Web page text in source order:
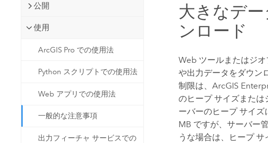
公開
使用
ArcGIS Pro での使用法
Python スクリプトでの使用法
Web アプリでの使用法
一般的な注意事項
出力フィーチャ サービスでの
大きなデ
ンロード
Web ツールまたはジ
や出力データをダウン
制限は、ArcGIS
のヒープ サイズまた
ーバーのヒープ サイ
MB ですが、サーバー
うな場合は、ヒープ